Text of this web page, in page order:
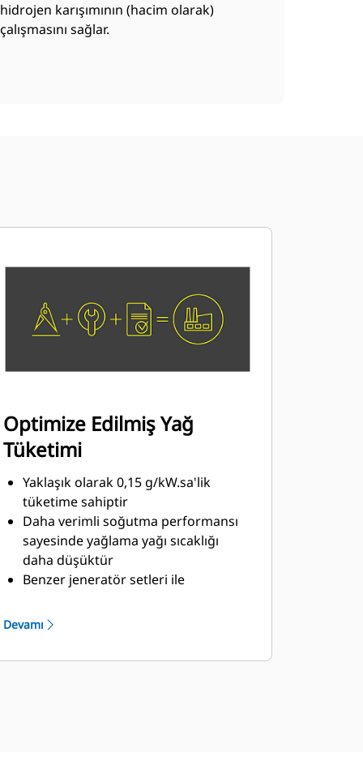
hidrojen karışımının (hacim olarak)
çalışmasını sağlar.
Optimize Edilmiş Yağ
Tüketimi
Yaklaşık olarak 0,15 g/kW.sa'lik
tüketime sahiptir
Daha verimli soğutma performansı
sayesinde yağlama yağı sıcaklığı
daha düşüktür
Benzer jeneratör setleri ile
varan yağlama yağı tasarrufu
Devamı